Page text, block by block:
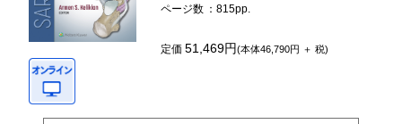
ページ数 ：815pp.
定価51,469円(本体46,790円 ＋ 税)